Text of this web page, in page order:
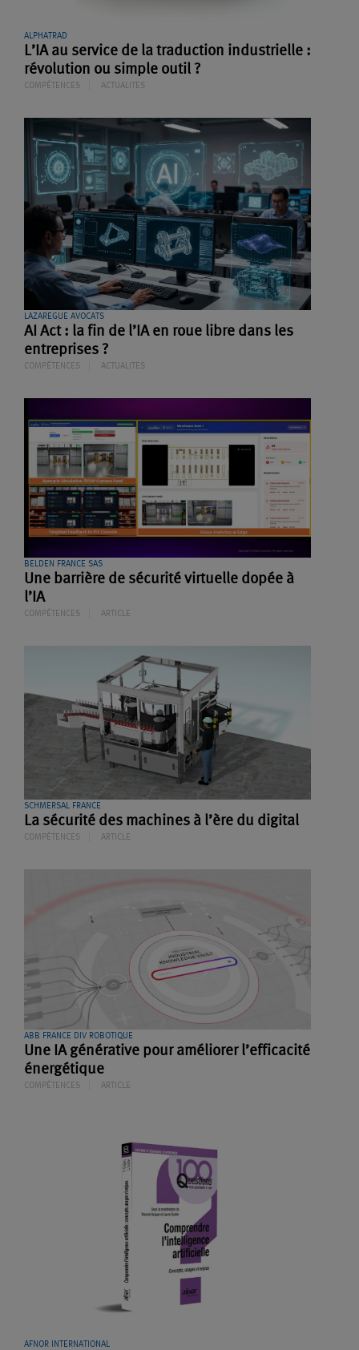
ALPHATRAD
L’IA au service de la traduction industrielle :
révolution ou simple outil ?
COMPÉTENCES ACTUALITES
LAZAREGUE AVOCATS
AI Act : la fin de l’IA en roue libre dans les
entreprises ?
COMPÉTENCES ACTUALITES
BELDEN FRANCE SAS
Une barrière de sécurité virtuelle dopée à
l’IA
COMPÉTENCES ARTICLE
SCHMERSAL FRANCE
La sécurité des machines à l’ère du digital
COMPÉTENCES ARTICLE
ABB FRANCE DIV ROBOTIQUE
Une IA générative pour améliorer l’efficacité
énergétique
COMPÉTENCES ARTICLE
AFNOR INTERNATIONAL